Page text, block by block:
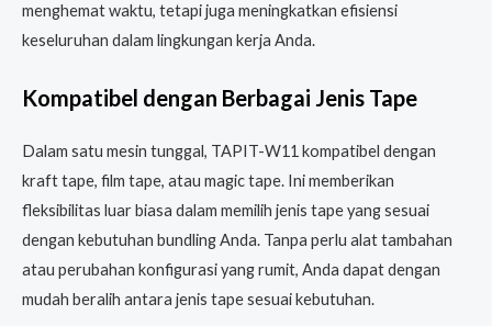
menghemat waktu, tetapi juga meningkatkan efisiensi
keseluruhan dalam lingkungan kerja Anda.
Kompatibel dengan Berbagai Jenis Tape
Dalam satu mesin tunggal, TAPIT-W11 kompatibel dengan
kraft tape, film tape, atau magic tape. Ini memberikan
fleksibilitas luar biasa dalam memilih jenis tape yang sesuai
dengan kebutuhan bundling Anda. Tanpa perlu alat tambahan
atau perubahan konfigurasi yang rumit, Anda dapat dengan
mudah beralih antara jenis tape sesuai kebutuhan.